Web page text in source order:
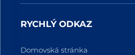
RYCHLÝ ODKAZ
Domovská stránka